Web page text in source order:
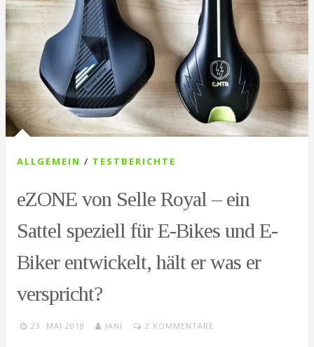
ALLGEMEIN / TESTBERICHTE
eZONE von Selle Royal – ein
Sattel speziell für E-Bikes und E-
Biker entwickelt, hält er was er
verspricht?
23. MAI 2018 JANI 2 KOMMENTARE